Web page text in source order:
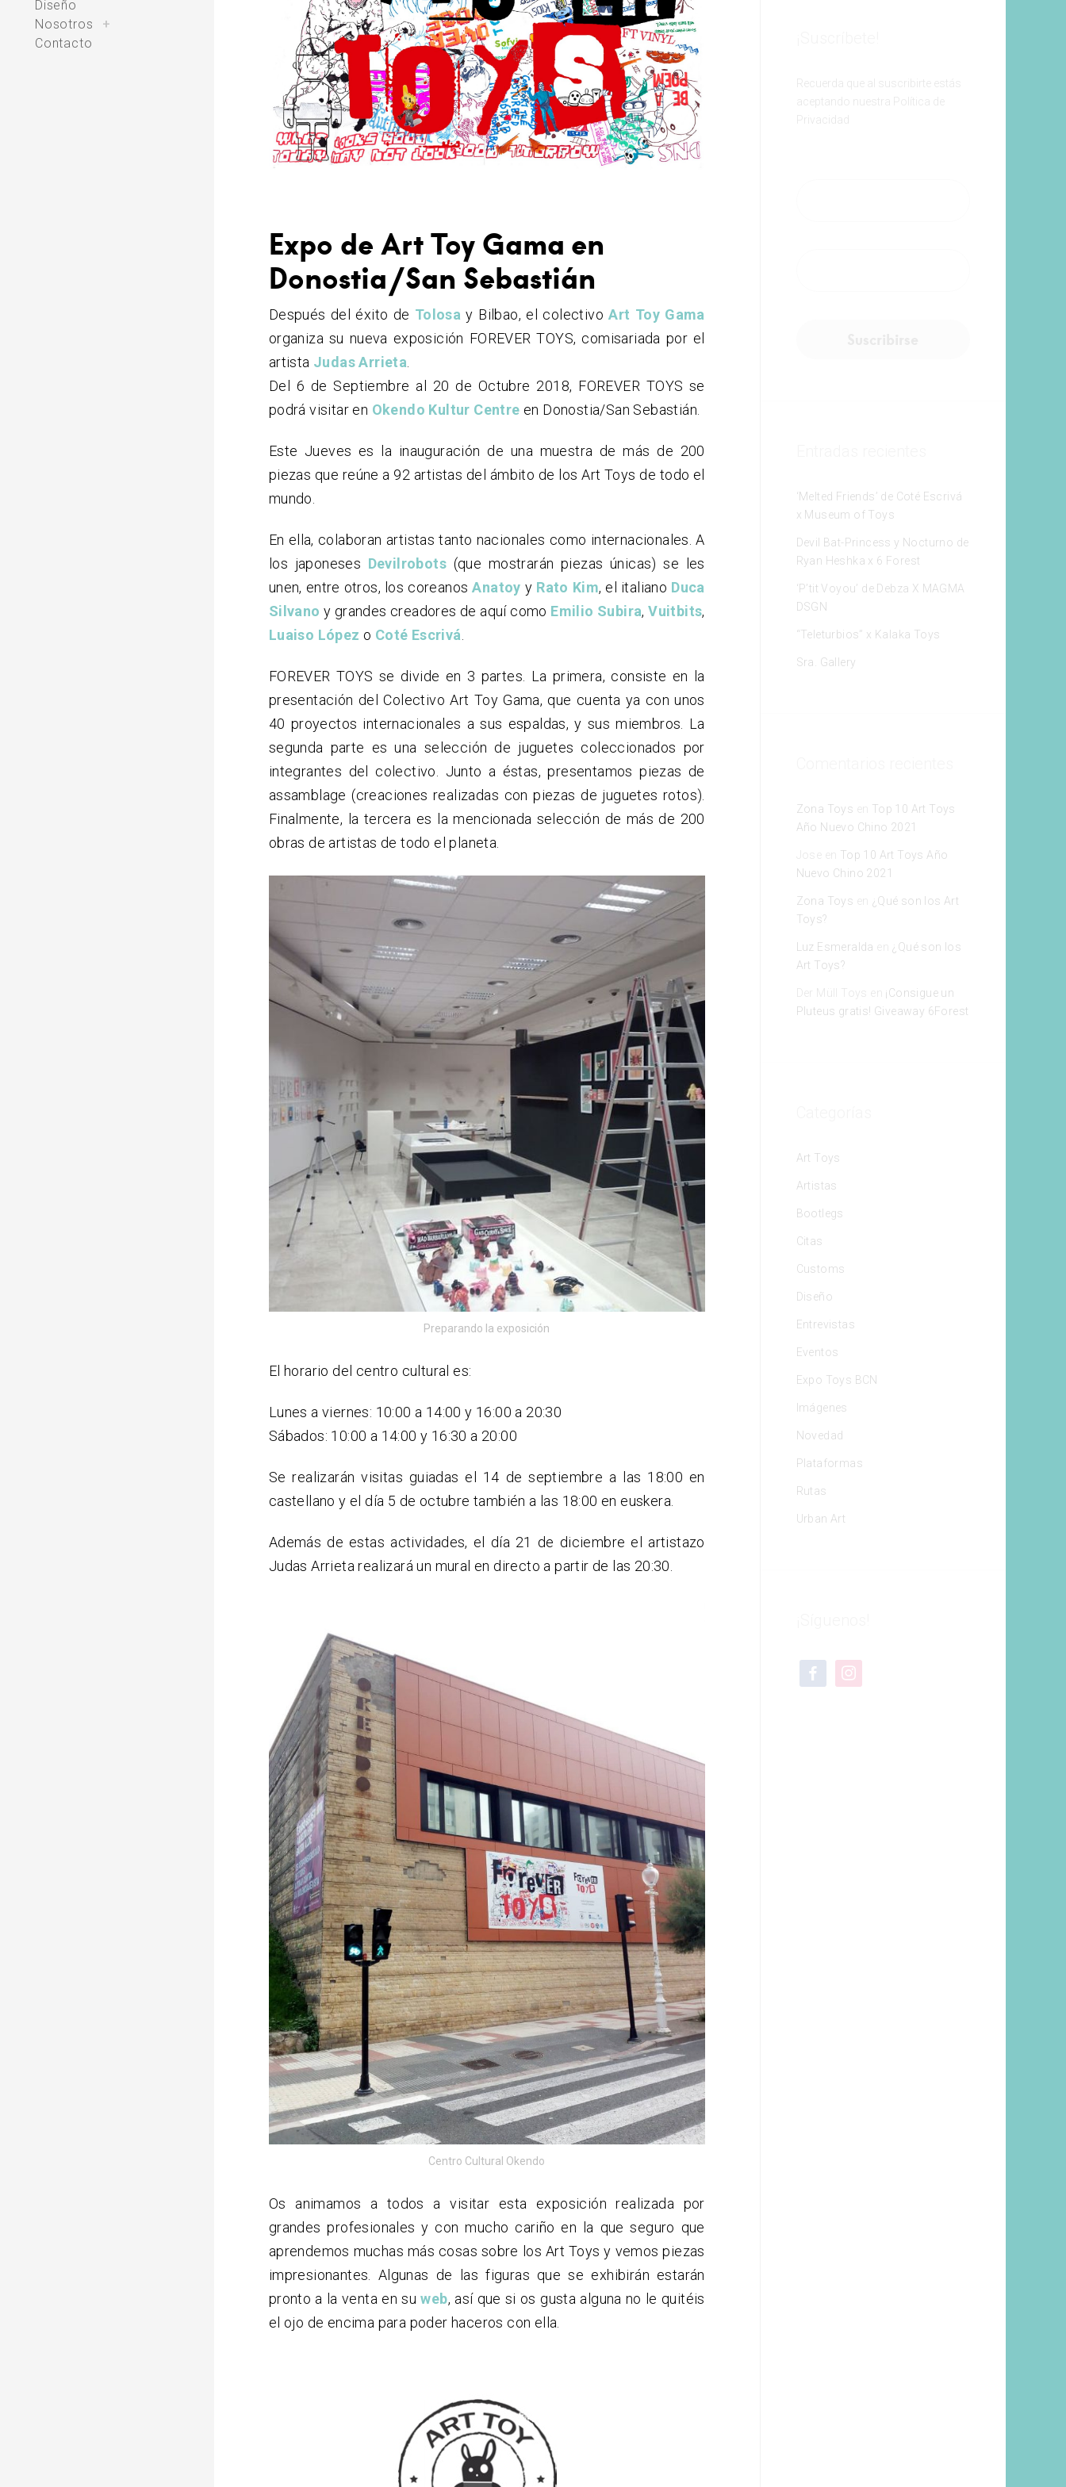
Diseño
Nosotros
toggle
child
+
Contacto
Expo de Art Toy Gama en
Donostia/San Sebastián
Después del éxito de Tolosa y Bilbao, el colectivoArt Toy Gama
organiza su nueva exposición FOREVER TOYS, comisariada por el
artista Judas Arrieta
Del 6 de Septiembre al 20 de Octubre 2018, FOREVER TOYS se
podrá visitar en Okendo Kultur Centre en Donostia/San Sebastián.
Este Jueves es la inauguración de una muestra de más de 200
piezas que reúne a 92 artistas del ámbito de los Art Toys de todo el
mundo.
En ella, colaboran artistas tanto nacionales como internacionales. A
los japoneses Devilrobots (que mostrarán piezas únicas) se les
unen, entre otros, los coreanosAnatoy y Rato Kim, el italiano Duca
Silvano y grandes creadores de aquí como Emilio Subira,Vuitbits,
Luaiso López o Coté Escrivá
FOREVER TOYS se divide en 3 partes. La primera, consiste en la
presentación del Colectivo Art Toy Gama, que cuenta ya con unos
40 proyectos internacionales a sus espaldas, y sus miembros. La
segunda parte es una selección de juguetes coleccionados por
integrantes del colectivo. Junto a éstas, presentamos piezas de
assamblage (creaciones realizadas con piezas de juguetes rotos).
Finalmente, la tercera es la mencionada selección de más de 200
obras de artistas de todo el planeta.
Preparando la exposición
El horario del centro cultural es:
Lunes a viernes: 10:00 a 14:00 y 16:00 a 20:30
Sábados: 10:00 a 14:00 y 16:30 a 20:00
Se realizarán visitas guiadas el 14 de septiembre a las 18:00 en
castellano y el día 5 de octubre también a las 18:00 en euskera.
Además de estas actividades, el día 21 de diciembre el artistazo
Judas Arrieta realizará un mural en directo a partir de las 20:30.
Centro Cultural Okendo
Os animamos a todos a visitar esta exposición realizada por
grandes profesionales y con mucho cariño en la que seguro que
aprendemos muchas más cosas sobre los Art Toys y vemos piezas
impresionantes. Algunas de las figuras que se exhibirán estarán
pronto a la venta en suweb, así que si os gusta alguna no le quitéis
el ojo de encima para poder haceros con ella.
Recuerda que al suscribirte estás
aceptando nuestra Política de
Privacidad
‘Melted Friends’ de Coté Escrivá
x Museum of Toys
Devil Bat-Princess y Nocturno de
Ryan Heshka x 6 Forest
‘P’tit Voyou’ de Debza X MAGMA
DSGN
“Teleturbios” x Kalaka Toys
Sra. Gallery
Zona Toys en Top 10 Art Toys
Año Nuevo Chino 2021
Jose en Top 10 Art Toys Año
Nuevo Chino 2021
Zona Toys en
¿Qué son los Art
Toys?
Luz Esmeralda en ¿Qué son los
Art Toys?
Der Müll Toys en ¡Consigue un
Pluteus gratis! Giveaway 6Forest
Art Toys
Artistas
Bootlegs
Citas
Customs
Diseño
Entrevistas
Eventos
Expo Toys BCN
Imágenes
Novedad
Plataformas
Rutas
Urban Art
facebookinstagram